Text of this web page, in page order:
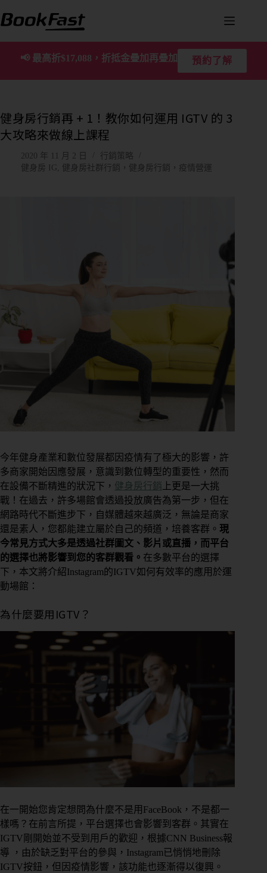
📢 最高折$17,088，折抵金疊加再疊加 預約了解
健身房行銷再 + 1！教你如何運用 IGTV 的 3
大攻略來做線上課程
2020 年 11 月 2 日
行銷策略
健身房 IG, 健身房社群行銷，健身房行銷，疫情營運
今年健身產業和數位發展都因疫情有了極大的影響，許
多商家開始因應發展，意識到數位轉型的重要性，然而
在設備不斷精進的狀況下， 健身房行銷 上更是一大挑
戰！在過去，許多場館會透過投放廣告為第一步，但在
網路時代不斷進步下，自媒體越來越廣泛，無論是商家
還是素人，您都能建立屬於自己的頻道，培養客群。 現
今常見方式大多是透過社群圖文、影片或直播，而平台
的選擇也將影響到您的客群觀看。 在多數平台的選擇
下，本文將介紹Instagram的IGTV如何有效率的應用於運
動場館：
為什麼要用IGTV？
在一開始您肯定想問為什麼不是用FaceBook，不是都一
樣嗎？在前言所提，平台選擇也會影響到客群。其實在
IGTV剛開始並不受到用戶的歡迎，根據CNN Business報
導 ，由於缺乏對平台的參與，Instagram已悄悄地刪除
IGTV按鈕，但因疫情影響，該功能也逐漸得以復興。